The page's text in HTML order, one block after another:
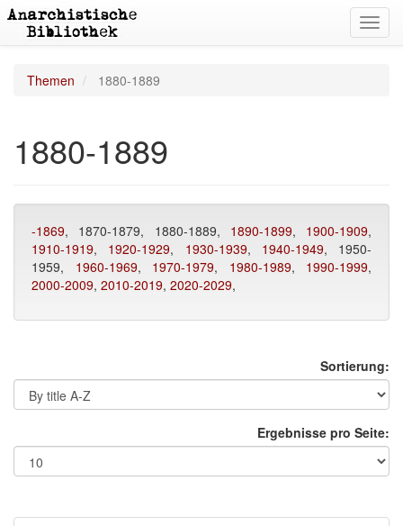
Themen 1880-1889
1880-1889
-1869, 1870-1879, 1880-1889, 1890-1899, 1900-1909,
1910-1919, 1920-1929, 1930-1939, 1940-1949, 1950-
1959, 1960-1969, 1970-1979, 1980-1989, 1990-1999,
2000-2009, 2010-2019, 2020-2029,
Sortierung:
Ergebnisse pro Seite: